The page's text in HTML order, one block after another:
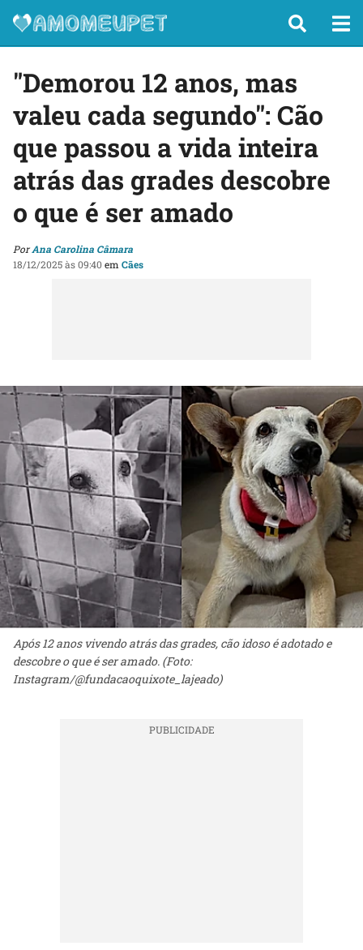
"Demorou 12 anos, mas
valeu cada segundo": Cão
que passou a vida inteira
atrás das grades descobre
o que é ser amado
PorAna Carolina Câmara
18/12/2025 às 09:40 em Cães
Após 12 anos vivendo atrás das grades, cão idoso é adotado e
descobre o que é ser amado. (Foto:
Instagram/@fundacaoquixote_lajeado)